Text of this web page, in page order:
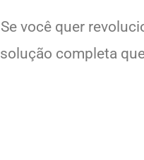
Se você quer
solução completa